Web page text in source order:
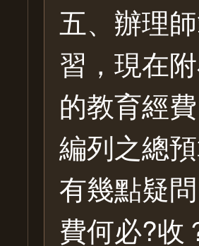
五、辦理
習，現在
的教育經
編列之總
有幾點疑
費何必?收